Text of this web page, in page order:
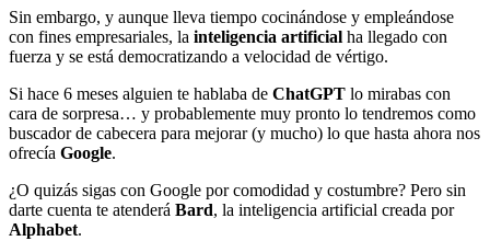
Sin embargo, y aunque lleva tiempo cocinándose y empleándose
con fines empresariales, la inteligencia artificial ha llegado con
fuerza y se está democratizando a velocidad de vértigo.
Si hace 6 meses alguien te hablaba de ChatGPT lo mirabas con
cara de sorpresa… y probablemente muy pronto lo tendremos como
buscador de cabecera para mejorar (y mucho) lo que hasta ahora nos
ofrecía Google.
¿O quizás sigas con Google por comodidad y costumbre? Pero sin
darte cuenta te atenderá Bard, la inteligencia artificial creada por
Alphabet.